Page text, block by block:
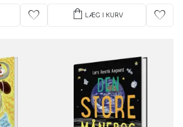
favorite shopping_bag LÆG I KURV favorite